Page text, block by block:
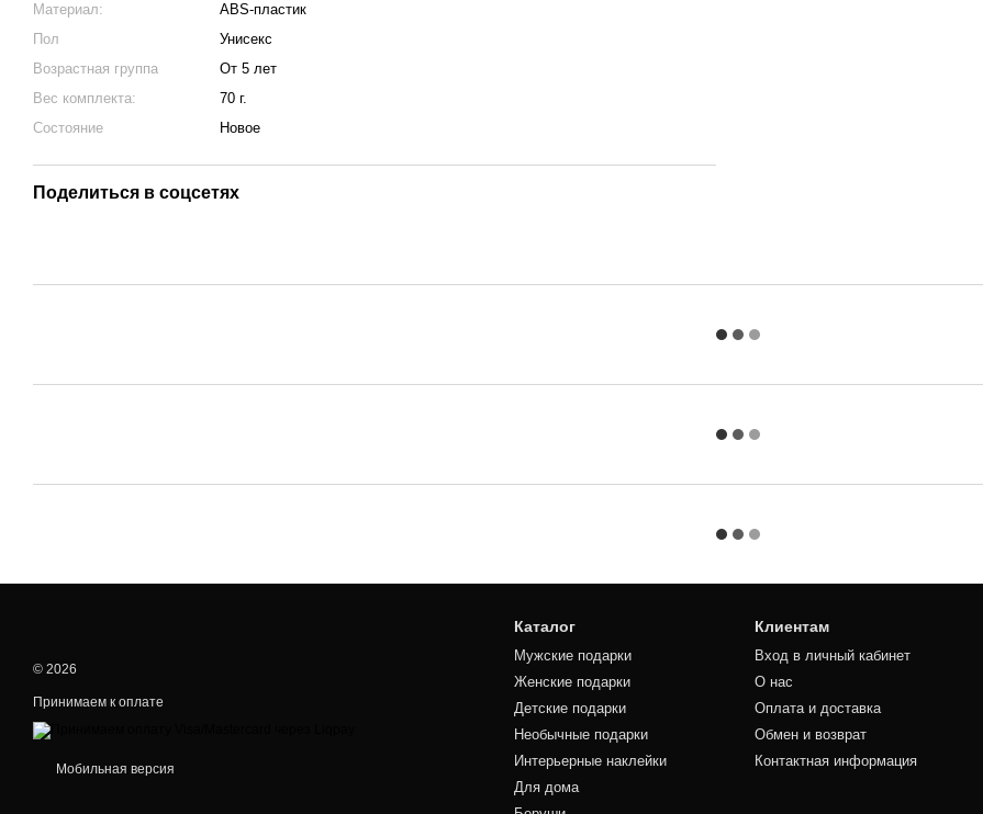
Материал:
ABS-пластик
Пол
Унисекс
Возрастная группа
От 5 лет
Вес комплекта:
70 г.
Состояние
Новое
Поделиться в соцсетях
© 2026
Принимаем к оплате
Мобильная версия
Каталог
Мужские подарки
Женские подарки
Детские подарки
Необычные подарки
Интерьерные наклейки
Для дома
Клиентам
Вход в личный кабинет
О нас
Оплата и доставка
Обмен и возврат
Контактная информация